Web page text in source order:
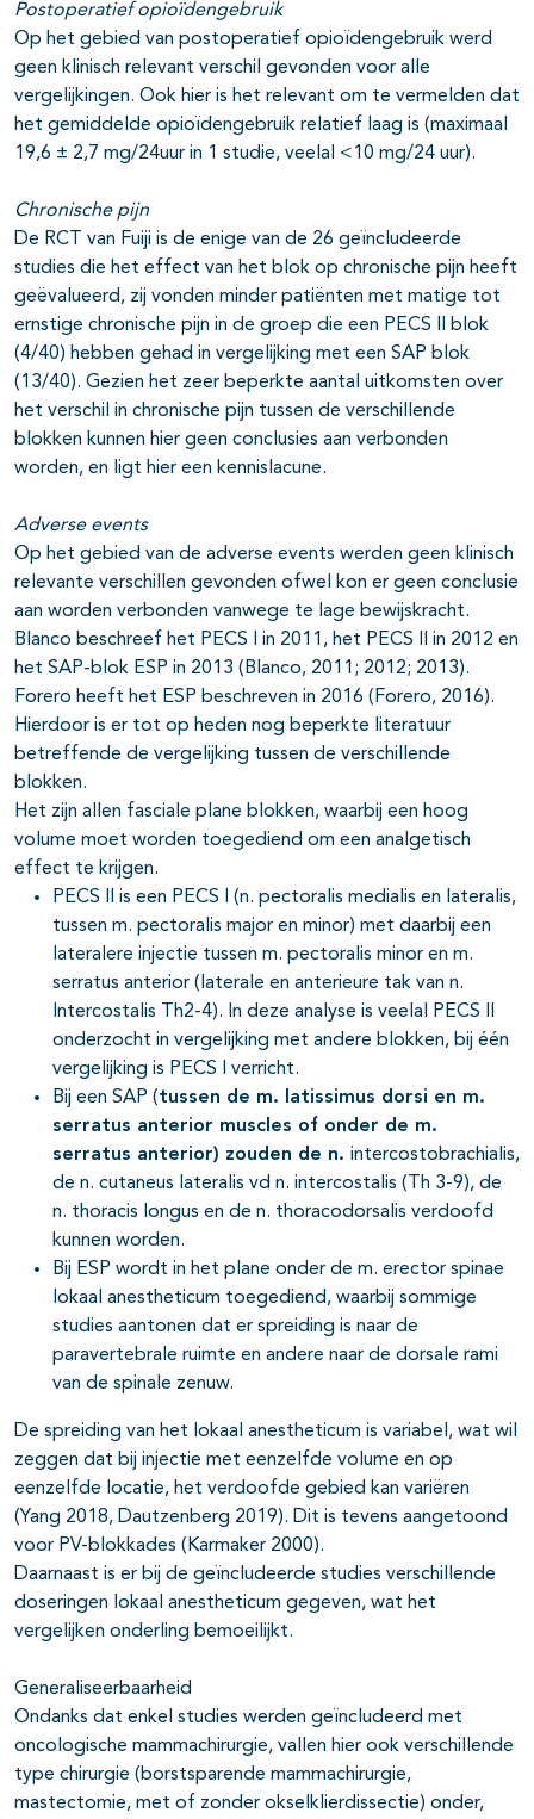
Postoperatief opioïdengebruik
Op het gebied van postoperatief opioïdengebruik werd
geen klinisch relevant verschil gevonden voor alle
vergelijkingen. Ook hier is het relevant om te vermelden dat
het gemiddelde opioïdengebruik relatief laag is (maximaal
19,6 ± 2,7 mg/24uur in 1 studie, veelal <10 mg/24 uur).
Chronische pijn
De RCT van Fuiji is de enige van de 26 geïncludeerde
studies die het effect van het blok op chronische pijn heeft
geëvalueerd, zij vonden minder patiënten met matige tot
ernstige chronische pijn in de groep die een PECS II blok
(4/40) hebben gehad in vergelijking met een SAP blok
(13/40). Gezien het zeer beperkte aantal uitkomsten over
het verschil in chronische pijn tussen de verschillende
blokken kunnen hier geen conclusies aan verbonden
worden, en ligt hier een kennislacune.
Adverse events
Op het gebied van de adverse events werden geen klinisch
relevante verschillen gevonden ofwel kon er geen conclusie
aan worden verbonden vanwege te lage bewijskracht.
Blanco beschreef het PECS I in 2011, het PECS II in 2012 en
het SAP-blok ESP in 2013 (Blanco, 2011; 2012; 2013).
Forero heeft het ESP beschreven in 2016 (Forero, 2016).
Hierdoor is er tot op heden nog beperkte literatuur
betreffende de vergelijking tussen de verschillende
blokken.
Het zijn allen fasciale plane blokken, waarbij een hoog
volume moet worden toegediend om een analgetisch
effect te krijgen.
PECS II is een PECS I (n. pectoralis medialis en lateralis,
tussen m. pectoralis major en minor) met daarbij een
lateralere injectie tussen m. pectoralis minor en m.
serratus anterior (laterale en anterieure tak van n.
Intercostalis Th2-4). In deze analyse is veelal PECS II
onderzocht in vergelijking met andere blokken, bij één
vergelijking is PECS I verricht.
Bij een SAP (tussen de m. latissimus dorsi en m.
serratus anterior muscles of onder de m.
serratus anterior) zouden de n. intercostobrachialis,
de n. cutaneus lateralis vd n. intercostalis (Th 3-9), de
n. thoracis longus en de n. thoracodorsalis verdoofd
kunnen worden.
Bij ESP wordt in het plane onder de m. erector spinae
lokaal anestheticum toegediend, waarbij sommige
studies aantonen dat er spreiding is naar de
paravertebrale ruimte en andere naar de dorsale rami
van de spinale zenuw.
De spreiding van het lokaal anestheticum is variabel, wat wil
zeggen dat bij injectie met eenzelfde volume en op
eenzelfde locatie, het verdoofde gebied kan variëren
(Yang 2018, Dautzenberg 2019). Dit is tevens aangetoond
voor PV-blokkades (Karmaker 2000).
Daarnaast is er bij de geïncludeerde studies verschillende
doseringen lokaal anestheticum gegeven, wat het
vergelijken onderling bemoeilijkt.
Generaliseerbaarheid
Ondanks dat enkel studies werden geïncludeerd met
oncologische mammachirurgie, vallen hier ook verschillende
type chirurgie (borstsparende mammachirurgie,
mastectomie, met of zonder okselklierdissectie) onder,